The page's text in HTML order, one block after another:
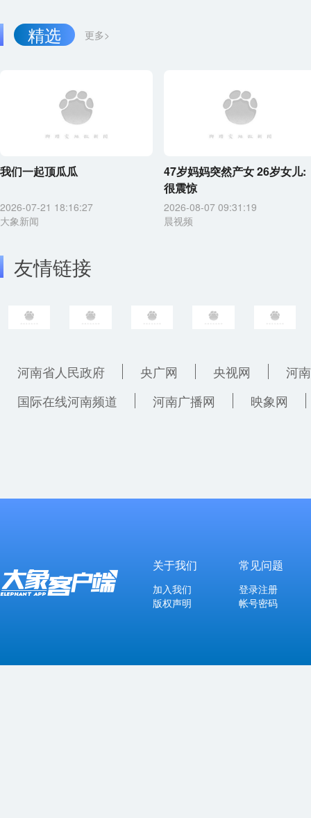
更多>
精选
我们一起顶瓜瓜
2026-07-21 18:16:27
大象新闻
47岁妈妈突然产女 26岁女儿:
很震惊
2026-08-07 09:31:19
晨视频
友情链接
河南省人民政府 央广网 央视网
河
国际在线河南频道
河南广播网 映象网
关于我们
加入我们
版权声明
常见问题
登录注册
帐号密码